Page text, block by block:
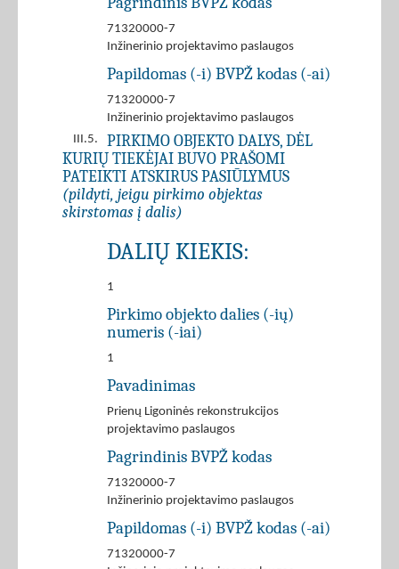
71320000-7
Inžinerinio projektavimo paslaugos
Papildomas (-i) BVPŽ kodas (-ai)
71320000-7
Inžinerinio projektavimo paslaugos
III.5.
PIRKIMO OBJEKTO DALYS, DĖL
KURIŲ TIEKĖJAI BUVO PRAŠOMI
PATEIKTI ATSKIRUS PASIŪLYMUS
(pildyti, jeigu pirkimo objektas
skirstomas į dalis)
DALIŲ KIEKIS:
1
Pirkimo objekto dalies (-ių)
numeris (-iai)
1
Pavadinimas
Prienų Ligoninės rekonstrukcijos
projektavimo paslaugos
Pagrindinis BVPŽ kodas
71320000-7
Inžinerinio projektavimo paslaugos
Papildomas (-i) BVPŽ kodas (-ai)
71320000-7